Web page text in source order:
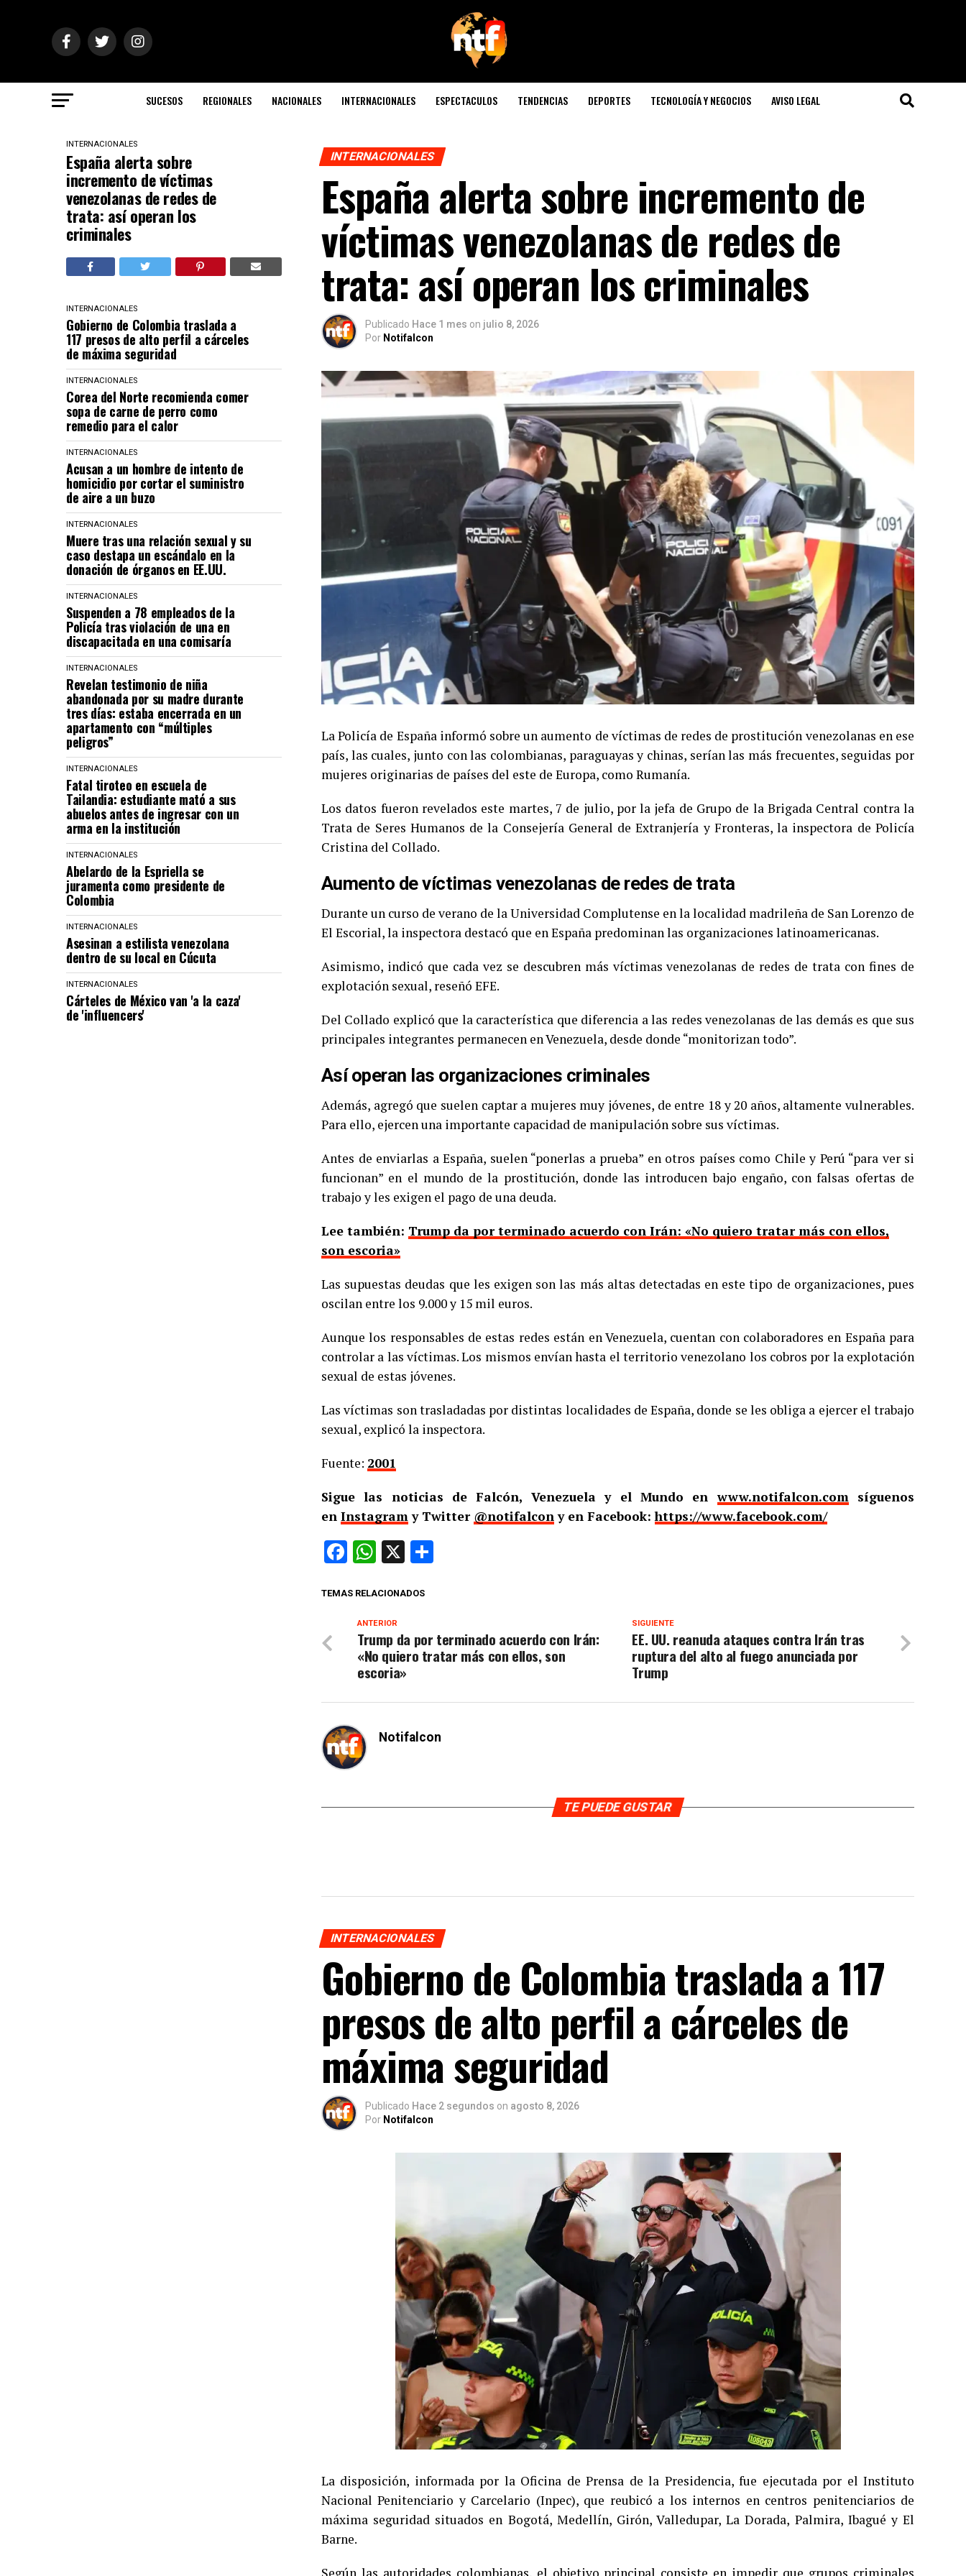
SUCESOS REGIONALES NACIONALES INTERNACIONALES ESPECTACULOS TENDENCIAS DEPORTES TECNOLOGÍA Y NEGOCIOS AVISO LEGAL
INTERNACIONALES
España alerta sobre
incremento de víctimas
venezolanas de redes de
trata: así operan los
criminales
INTERNACIONALES
Gobierno de Colombia traslada a
117 presos de alto perfil a cárceles
de máxima seguridad
INTERNACIONALES
Corea del Norte recomienda comer
sopa de carne de perro como
remedio para el calor
INTERNACIONALES
Acusan a un hombre de intento de
homicidio por cortar el suministro
de aire a un buzo
INTERNACIONALES
Muere tras una relación sexual y su
caso destapa un escándalo en la
donación de órganos en EE.UU.
INTERNACIONALES
Suspenden a 78 empleados de la
Policía tras violación de una en
discapacitada en una comisaría
INTERNACIONALES
Revelan testimonio de niña
abandonada por su madre durante
tres días: estaba encerrada en un
apartamento con “múltiples
peligros”
INTERNACIONALES
Fatal tiroteo en escuela de
Tailandia: estudiante mató a sus
abuelos antes de ingresar con un
arma en la institución
INTERNACIONALES
Abelardo de la Espriella se
juramenta como presidente de
Colombia
INTERNACIONALES
Asesinan a estilista venezolana
dentro de su local en Cúcuta
INTERNACIONALES
Cárteles de México van 'a la caza'
de 'influencers'
INTERNACIONALES
España alerta sobre incremento de
víctimas venezolanas de redes de
trata: así operan los criminales
Publicado Hace 1 mes on julio 8, 2026
Por Notifalcon
La Policía de España informó sobre un aumento de víctimas de redes de prostitución venezolanas en ese
país, las cuales, junto con las colombianas, paraguayas y chinas, serían las más frecuentes, seguidas por
mujeres originarias de países del este de Europa, como Rumanía.
Los datos fueron revelados este martes, 7 de julio, por la jefa de Grupo de la Brigada Central contra la
Trata de Seres Humanos de la Consejería General de Extranjería y Fronteras, la inspectora de Policía
Cristina del Collado.
Aumento de víctimas venezolanas de redes de trata
Durante un curso de verano de la Universidad Complutense en la localidad madrileña de San Lorenzo de
El Escorial, la inspectora destacó que en España predominan las organizaciones latinoamericanas.
Asimismo, indicó que cada vez se descubren más víctimas venezolanas de redes de trata con fines de
explotación sexual, reseñó EFE.
Del Collado explicó que la característica que diferencia a las redes venezolanas de las demás es que sus
principales integrantes permanecen en Venezuela, desde donde “monitorizan todo”.
Así operan las organizaciones criminales
Además, agregó que suelen captar a mujeres muy jóvenes, de entre 18 y 20 años, altamente vulnerables.
Para ello, ejercen una importante capacidad de manipulación sobre sus víctimas.
Antes de enviarlas a España, suelen “ponerlas a prueba” en otros países como Chile y Perú “para ver si
funcionan” en el mundo de la prostitución, donde las introducen bajo engaño, con falsas ofertas de
trabajo y les exigen el pago de una deuda.
Lee también: Trump da por terminado acuerdo con Irán: «No quiero tratar más con ellos,
son escoria»
Las supuestas deudas que les exigen son las más altas detectadas en este tipo de organizaciones, pues
oscilan entre los 9.000 y 15 mil euros.
Aunque los responsables de estas redes están en Venezuela, cuentan con colaboradores en España para
controlar a las víctimas. Los mismos envían hasta el territorio venezolano los cobros por la explotación
sexual de estas jóvenes.
Las víctimas son trasladadas por distintas localidades de España, donde se les obliga a ejercer el trabajo
sexual, explicó la inspectora.
Fuente: 2001
Sigue las noticias de Falcón, Venezuela y el Mundo enwww.notifalcon.comsíguenos
en Instagramy Twitter @notifalcony en Facebook:https://www.facebook.com/
Facebook
WhatsApp
X
TEMAS RELACIONADOS
SIGUIENTE
EE. UU. reanuda ataques contra Irán tras
ruptura del alto al fuego anunciada por
Trump
ANTERIOR
Trump da por terminado acuerdo con Irán:
«No quiero tratar más con ellos, son
escoria»
Notifalcon
TE PUEDE GUSTAR
INTERNACIONALES
Gobierno de Colombia traslada a 117
presos de alto perfil a cárceles de
máxima seguridad
Publicado Hace 2 segundos on agosto 8, 2026
Por Notifalcon
La disposición, informada por la Oficina de Prensa de la Presidencia, fue ejecutada por el Instituto
Nacional Penitenciario y Carcelario (Inpec), que reubicó a los internos en centros penitenciarios de
máxima seguridad situados en Bogotá, Medellín, Girón, Valledupar, La Dorada, Palmira, Ibagué y El
Barne.